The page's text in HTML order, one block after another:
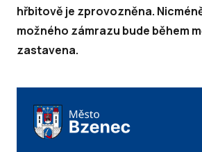
hřbitově je zprovozněna.
možného zámrazu bude během
zastavena.